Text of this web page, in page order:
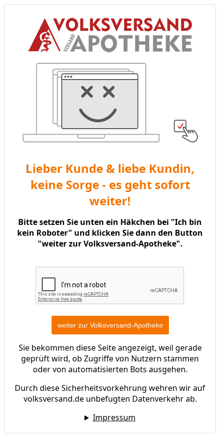
Lieber Kunde & liebe Kundin,
keine Sorge - es geht sofort
weiter!
Bitte setzen Sie unten ein Häkchen bei "Ich bin
kein Roboter" und klicken Sie dann den Button
"weiter zur Volksversand-Apotheke".
Sie bekommen diese Seite angezeigt, weil gerade
geprüft wird, ob Zugriffe von Nutzern stammen
oder von automatisierten Bots ausgehen.
Durch diese Sicherheitsvorkehrung wehren wir auf
volksversand.de unbefugten Datenverkehr ab.
Impressum